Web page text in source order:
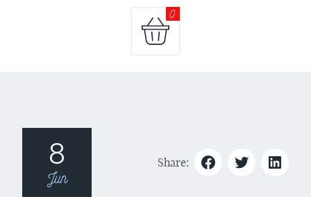
0
8
Jun
Share: